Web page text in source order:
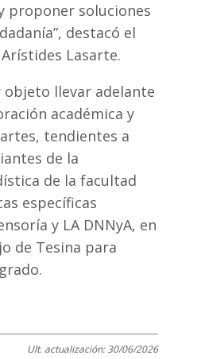
proponer soluciones
destacó el
Lasarte.
objeto llevar adelante
académica y
tendientes a
de la
de la facultad
específicas
y LA DNNyA, en
de Tesina para
Ult. actualización:30/06/2026